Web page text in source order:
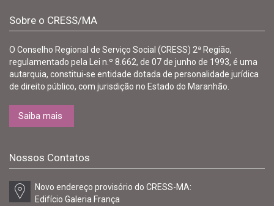
Sobre o CRESS/MA
O Conselho Regional de Serviço Social (CRESS) 2ª Região,
regulamentado pela Lei n.º 8.662, de 07 de junho de 1993, é uma
autarquia, constitui-se entidade dotada de personalidade jurídica
de direito público, com jurisdição no Estado do Maranhão.
Saiba mais
Nossos Contatos
Novo endereço provisório do CRESS-MA:
Edifício Galeria França